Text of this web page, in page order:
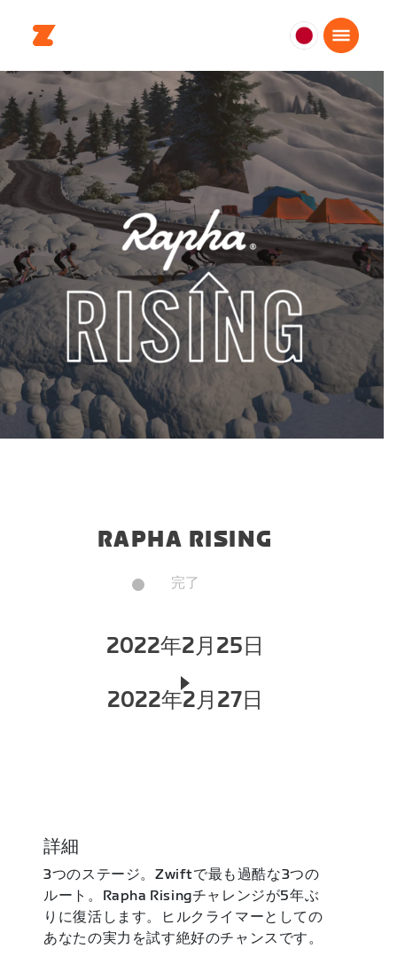
日
本
日
本
語
RAPHA RISING
完了
2022年2月25日
2022年2月27日
詳細
3つのステージ。Zwiftで最も過酷な3つの
ルート。Rapha Risingチャレンジが5年ぶ
りに復活します。ヒルクライマーとしての
あなたの実力を試す絶好のチャンスです。